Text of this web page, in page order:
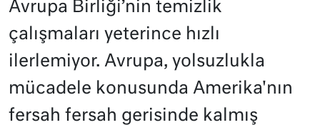
Avrupa Birliği’nin temizlik
çalışmaları yeterince hızlı
ilerlemiyor. Avrupa, yolsuzlukla
mücadele konusunda Amerika'nın
fersah fersah gerisinde kalmış